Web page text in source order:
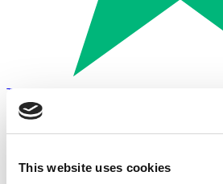
This website uses cookies
Trustpilot
Betalen met: